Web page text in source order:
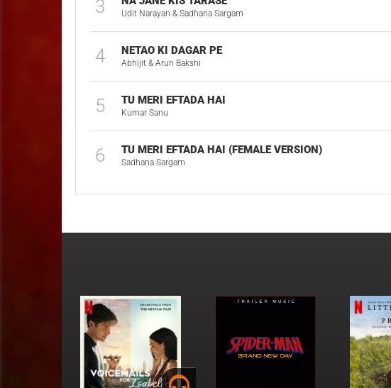
3 Udit Narayan & Sadhana Sargam
4 NETAO KI DAGAR PE
Abhijit & Arun Bakshi
5 TU MERI EFTADA HAI
Kumar Sanu
6 TU MERI EFTADA HAI (FEMALE VERSION)
Sadhana Sargam